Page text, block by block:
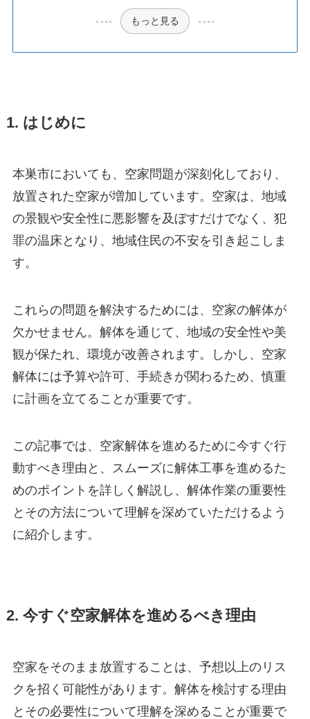
もっと見る
1. はじめに
本巣市においても、空家問題が深刻化しており、
放置された空家が増加しています。空家は、地域
の景観や安全性に悪影響を及ぼすだけでなく、犯
罪の温床となり、地域住民の不安を引き起こしま
す。
これらの問題を解決するためには、空家の解体が
欠かせません。解体を通じて、地域の安全性や美
観が保たれ、環境が改善されます。しかし、空家
解体には予算や許可、手続きが関わるため、慎重
に計画を立てることが重要です。
この記事では、空家解体を進めるために今すぐ行
動すべき理由と、スムーズに解体工事を進めるた
めのポイントを詳しく解説し、解体作業の重要性
とその方法について理解を深めていただけるよう
に紹介します。
2. 今すぐ空家解体を進めるべき理由
空家をそのまま放置することは、予想以上のリス
クを招く可能性があります。解体を検討する理由
とその必要性について理解を深めることが重要で